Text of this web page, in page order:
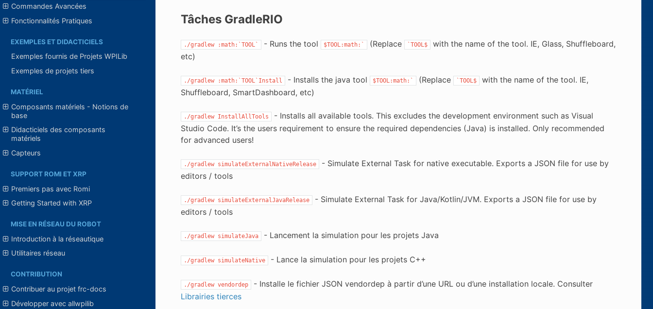
Commandes Avancées
Fonctionnalités Pratiques
EXEMPLES ET DIDACTICIELS
Exemples fournis de Projets WPILib
Exemples de projets tiers
MATÉRIEL
Composants matériels - Notions de
base
Didacticiels des composants
matériels
Capteurs
SUPPORT ROMI ET XRP
Premiers pas avec Romi
Getting Started with XRP
MISE EN RÉSEAU DU ROBOT
Introduction à la réseautique
Utilitaires réseau
CONTRIBUTION
Contribuer au projet frc-docs
Développer avec allwpilib
Tâches GradleRIO
./gradlew :math:`TOOL` - Runs the tool $TOOL:math:` (Replace `TOOL$
with the name of the tool. IE, Glass, Shuffleboard,
etc)
./gradlew :math:`TOOL`Install - Installs the java tool $TOOL:math:` (Replace `TOOL$
with the name of the tool. IE,
Shuffleboard, SmartDashboard, etc)
./gradlew InstallAllTools
- Installs all available tools. This excludes the development environment such as Visual
Studio Code. It’s the users requirement to ensure the required dependencies (Java) is installed. Only recommended
for advanced users!
./gradlew simulateExternalNativeRelease
- Simulate External Task for native executable. Exports a JSON file for use by
editors / tools
./gradlew simulateExternalJavaRelease
- Simulate External Task for Java/Kotlin/JVM. Exports a JSON file for use by
editors / tools
./gradlew simulateJava - Lancement la simulation pour les projets Java
./gradlew simulateNative - Lance la simulation pour les projets C++
./gradlew vendordep
- Installe le fichier JSON vendordep à partir d’une URL ou d’une installation locale. Consulter
Librairies tierces